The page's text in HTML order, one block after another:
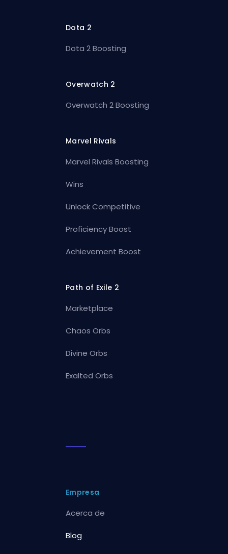
Dota 2
Dota 2 Boosting
Overwatch 2
Overwatch 2 Boosting
Marvel Rivals
Marvel Rivals Boosting
Wins
Unlock Competitive
Proficiency Boost
Achievement Boost
Path of Exile 2
Marketplace
Chaos Orbs
Divine Orbs
Exalted Orbs
Empresa
Acerca de
Blog